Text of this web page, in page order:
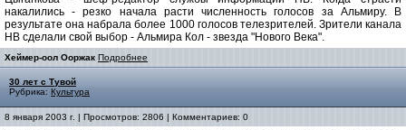
накалились - резко начала расти численность голосов за Альмиру. В
результате она набрала более 1000 голосов телезрителей. Зрители канала
НВ сделали свой выбор - Альмира Кол - звезда "Нового Века".
Хеймер-оол Ооржак Подробнее
30 лет с Тувой
Рубрика: Культура
8 января 2003 г. | Просмотров: 2806 | Комментариев: 0